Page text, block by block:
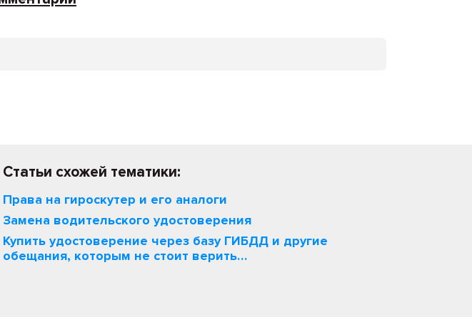
Статьи схожей тематики:
Права на гироскутер и его аналоги
Замена водительского удостоверения
Купить удостоверение через базу ГИБДД и другие
обещания, которым не стоит верить…